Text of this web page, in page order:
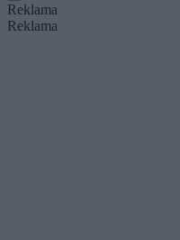
Reklama
Reklama